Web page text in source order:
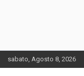
to
sabato, Agosto 8, 2026